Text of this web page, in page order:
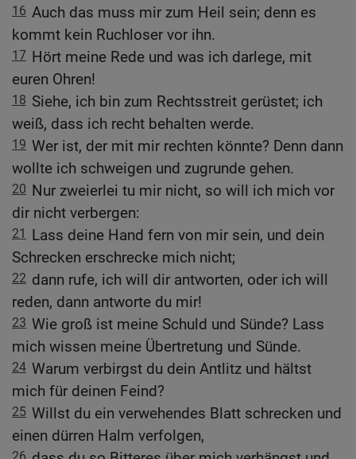
16 Auch das muss mir zum Heil sein; denn es
kommt kein Ruchloser vor ihn.
17 Hört meine Rede und was ich darlege, mit
euren Ohren!
18 Siehe, ich bin zum Rechtsstreit gerüstet; ich
weiß, dass ich recht behalten werde.
19 Wer ist, der mit mir rechten könnte? Denn dann
wollte ich schweigen und zugrunde gehen.
20 Nur zweierlei tu mir nicht, so will ich mich vor
dir nicht verbergen:
21 Lass deine Hand fern von mir sein, und dein
Schrecken erschrecke mich nicht;
22 dann rufe, ich will dir antworten, oder ich will
reden, dann antworte du mir!
23 Wie groß ist meine Schuld und Sünde? Lass
mich wissen meine Übertretung und Sünde.
24 Warum verbirgst du dein Antlitz und hältst
mich für deinen Feind?
25 Willst du ein verwehendes Blatt schrecken und
einen dürren Halm verfolgen,